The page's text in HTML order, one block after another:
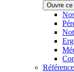
Ouvre